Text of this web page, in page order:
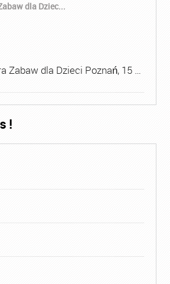
dla Dziec...
Zabaw dla Dzieci Poznań, 15 …
!